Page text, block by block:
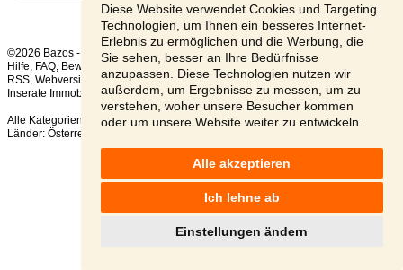
Diese Website verwendet Cookies und Targeting
Technologien, um Ihnen ein besseres Internet-
Erlebnis zu ermöglichen und die Werbung, die
Sie sehen, besser an Ihre Bedürfnisse
anzupassen. Diese Technologien nutzen wir
außerdem, um Ergebnisse zu messen, um zu
verstehen, woher unsere Besucher kommen
oder um unsere Website weiter zu entwickeln.
Alle akzeptieren
Ich lehne ab
Einstellungen ändern
©2026 Bazos -
Kleinanzeigen, Bazar
Hilfe, FAQ, Bewertung , Nutzungsbedingungen Datenschutzerklärung
RSS,
Inserate Immobilien gesamt:20, in 24 Stunden:1
Alle Kategorien
Beliebte Suchen
Länder: Österreich